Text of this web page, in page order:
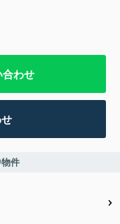
合わせ
件